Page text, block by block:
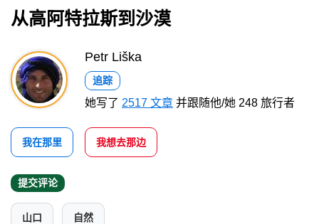
从高阿特拉斯到沙漠
Petr Liška
追踪
她写了 2517 文章 并跟随他/她 248 旅行者
我在那里 我想去那边
提交评论
山口 自然